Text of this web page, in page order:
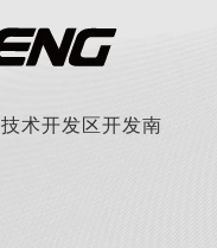
术开发区开发南